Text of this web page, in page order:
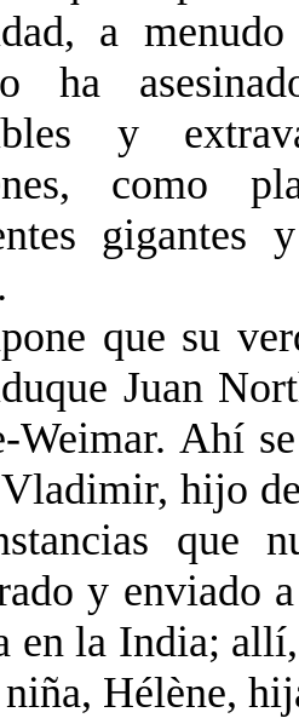
a
ha
y
como
gigantes
que su
Juan
Weimar. Ahí
hijo
que
y enviado
en la India;
niña, Hélène,